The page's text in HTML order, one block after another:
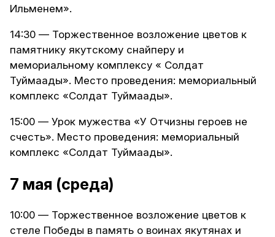
Ильменем».
14:30 — Торжественное возложение цветов к
памятнику якутскому снайперу и
мемориальному комплексу « Солдат
Туймаады». Место проведения: мемориальный
комплекс «Солдат Туймаады».
15:00 — Урок мужества «У Отчизны героев не
счесть». Место проведения: мемориальный
комплекс «Солдат Туймаады».
7 мая (среда)
10:00 — Торжественное возложение цветов к
стеле Победы в память о воинах якутянах и